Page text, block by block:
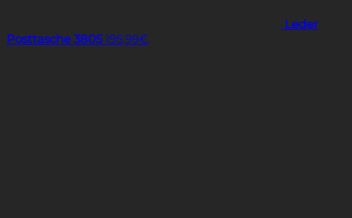
Leder
Posttasche 3805 195,99€